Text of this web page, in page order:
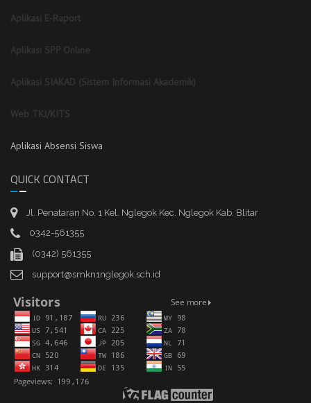
Aplikasi E-Raport
Aplikasi SPP Online
Aplikasi SIAKAD (Sistem Informasi Akademik)
Web TKJ/KITS
Aplikasi Absensi Siswa
QUICK CONTACT
Jl. Penataran No. 1 Kel. Nglegok Kec. Nglegok Kab. Blitar
0342-561355
(0342) 561355
support@smkn1nglegok.sch.id